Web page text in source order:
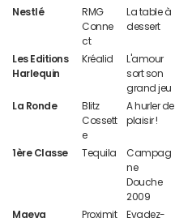
Nestlé
RMG
Conne
ct
La table à
dessert
Les Editions
Harlequin
Kréalid
L'amour
sort son
grand jeu
La Ronde
Blitz
Cossett
e
A hurler de
plaisir !
1ère Classe Tequila
Campag
ne
Douche
2009
Maeva
Proximit
Evadez-